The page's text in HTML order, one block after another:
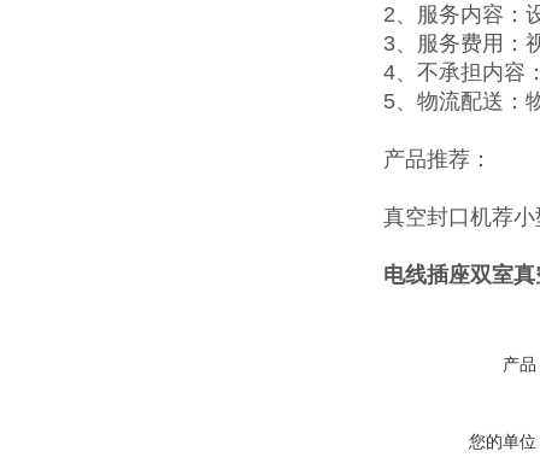
2、服务内容：
3、服务费用：
4、不承担内容
5、物流配送：
产品推荐：
真空封口机荐小
电线插座双室
产品
您的单位